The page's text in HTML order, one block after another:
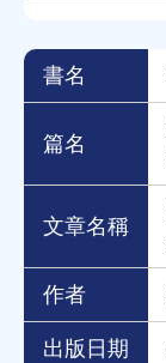
書名
篇名
文章名稱
作者
出版日期